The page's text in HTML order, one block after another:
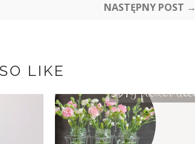
NASTĘPNY POST →
LIKE